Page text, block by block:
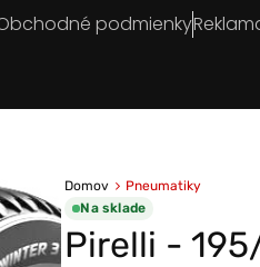
podmienky
Domov
Pneumatiky
Na sklade
Pirelli -